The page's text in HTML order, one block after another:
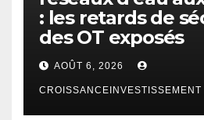
: les retards de
des OT exposés
AOÛT 6, 2026
CROISSANCEINVESTISSEMENT